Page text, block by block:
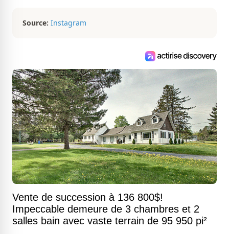
Source: Instagram
Vente de succession à 136 800$!
Impeccable demeure de 3 chambres et 2
salles bain avec vaste terrain de 95 950 pi²